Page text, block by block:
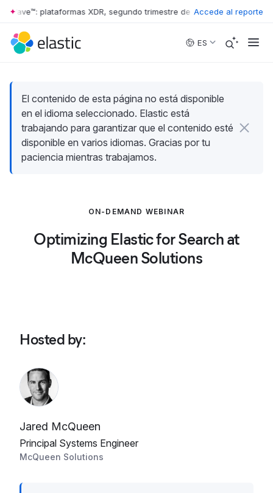
Skip to main content
Wave™: plataformas XDR, segundo trimestre de 2026 • The Forrester
Accede al reporte
ES
El contenido de esta página no está disponible
en el idioma seleccionado. Elastic está
trabajando para garantizar que el contenido esté
disponible en varios idiomas. Gracias por tu
paciencia mientras trabajamos.
ON-DEMAND WEBINAR
Optimizing Elastic for Search at
McQueen Solutions
Hosted by:
Jared McQueen
Principal Systems Engineer
McQueen Solutions